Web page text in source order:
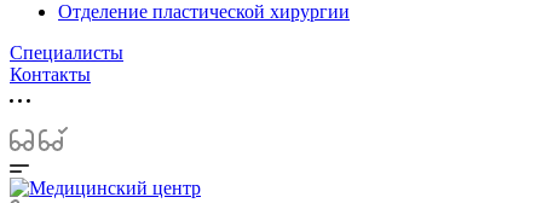
Отделение пластической хирургии
Специалисты
Контакты